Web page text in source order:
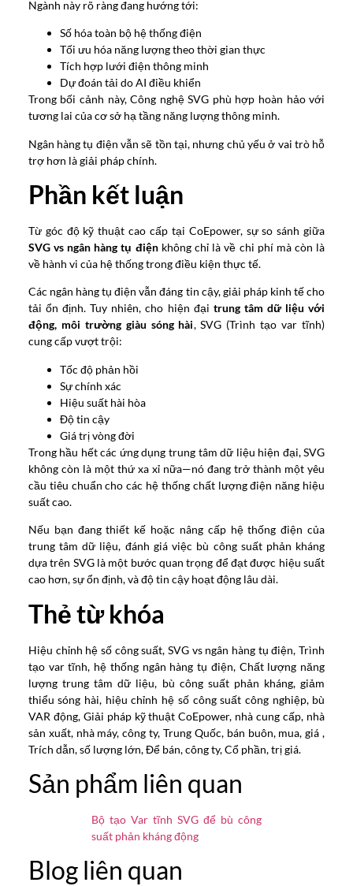
Ngành này rõ ràng đang hướng tới:
Số hóa toàn bộ hệ thống điện
Tối ưu hóa năng lượng theo thời gian thực
Tích hợp lưới điện thông minh
Dự đoán tải do AI điều khiển
Trong bối cảnh này, Công nghệ SVG phù hợp hoàn hảo với
tương lai của cơ sở hạ tầng năng lượng thông minh.
Ngân hàng tụ điện vẫn sẽ tồn tại, nhưng chủ yếu ở vai trò hỗ
trợ hơn là giải pháp chính.
Phần kết luận
Từ góc độ kỹ thuật cao cấp tại CoEpower, sự so sánh giữa
SVG vs ngân hàng tụ điệnkhông chỉ là về chi phí mà còn là
về hành vi của hệ thống trong điều kiện thực tế.
Các ngân hàng tụ điện vẫn đáng tin cậy, giải pháp kinh tế cho
tải ổn định. Tuy nhiên, cho hiện đại trung tâm dữ liệu với
động, môi trường giàu sóng hài, SVG (Trình tạo var tĩnh)
cung cấp vượt trội:
Tốc độ phản hồi
Sự chính xác
Hiệu suất hài hòa
Độ tin cậy
Giá trị vòng đời
Trong hầu hết các ứng dụng trung tâm dữ liệu hiện đại, SVG
không còn là một thứ xa xỉ nữa—nó đang trở thành một yêu
cầu tiêu chuẩn cho các hệ thống chất lượng điện năng hiệu
suất cao.
Nếu bạn đang thiết kế hoặc nâng cấp hệ thống điện của
trung tâm dữ liệu, đánh giá việc bù công suất phản kháng
dựa trên SVG là một bước quan trọng để đạt được hiệu suất
cao hơn, sự ổn định, và độ tin cậy hoạt động lâu dài.
Thẻ từ khóa
Hiệu chỉnh hệ số công suất, SVG vs ngân hàng tụ điện, Trình
tạo var tĩnh, hệ thống ngân hàng tụ điện, Chất lượng năng
lượng trung tâm dữ liệu, bù công suất phản kháng, giảm
thiểu sóng hài, hiệu chỉnh hệ số công suất công nghiệp, bù
VAR động, Giải pháp kỹ thuật CoEpower, nhà cung cấp, nhà
sản xuất, nhà máy, công ty, Trung Quốc, bán buôn, mua, giá ,
Trích dẫn, số lượng lớn, Để bán, công ty, Cổ phần, trị giá.
Sản phẩm liên quan
Bộ tạo Var tĩnh SVG để bù công
suất phản kháng động
Blog liên quan